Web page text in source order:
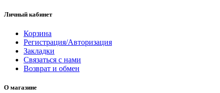
Личный кабинет
Корзина
Регистрация/Авторизация
Закладки
Связаться с нами
Возврат и обмен
О магазине